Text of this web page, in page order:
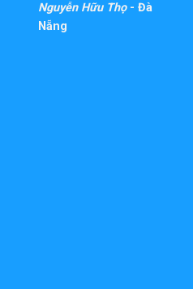
Nguyễn Hữu Thọ- Đà
Nẵng